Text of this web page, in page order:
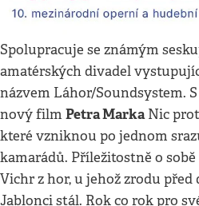
Spolupracuje se známým
amatérských divadel
názvem Láhor/Soundsystem.
nový film Petra MarkaNic
které vzniknou po jednom
kamarádů. Příležitostně o
Vichr z hor, u jehož zrodu
Jablonci stál. Rok co rok pro